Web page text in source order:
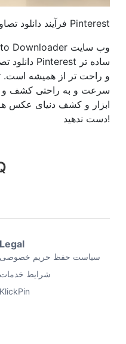
فرآیند دانلود تصاویر از Pinterest
با Pinterest Photo Downloader وب سایت
و راحت تر از همیشه است.
سرعت و به راحتی کشف و
ابزار و کشف دنیای عکس
دست ندهید!
Legal
سیاست حفظ حریم خصوصی
شرایط خدمات
KlickPin